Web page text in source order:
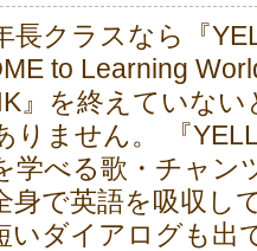
長クラスなら『
to Learning
』を終えていな
りません。 『
学べる歌・チャン
身で英語を吸収し
いダイアログも出